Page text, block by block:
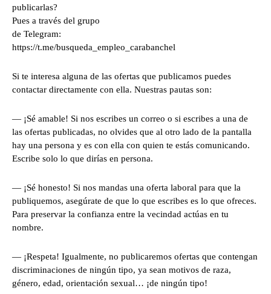
publicarlas?
Pues a través del grupo
de Telegram:
https://t.me/busqueda_empleo_carabanchel
Si te interesa alguna de las ofertas que publicamos puedes
contactar directamente con ella. Nuestras pautas son:
— ¡Sé amable! Si nos escribes un correo o si escribes a una de
las ofertas publicadas, no olvides que al otro lado de la pantalla
hay una persona y es con ella con quien te estás comunicando.
Escribe solo lo que dirías en persona.
— ¡Sé honesto! Si nos mandas una oferta laboral para que la
publiquemos, asegúrate de que lo que escribes es lo que ofreces.
Para preservar la confianza entre la vecindad actúas en tu
nombre.
— ¡Respeta! Igualmente, no publicaremos ofertas que contengan
discriminaciones de ningún tipo, ya sean motivos de raza,
género, edad, orientación sexual… ¡de ningún tipo!